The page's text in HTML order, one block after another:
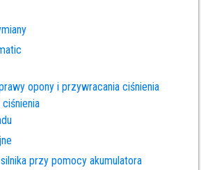
opony i przywracania ciśnienia
przy pomocy akumulatora